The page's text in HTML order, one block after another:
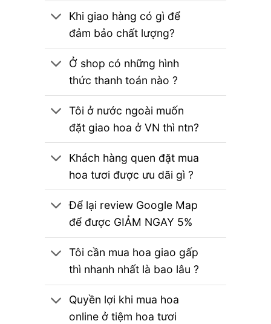
Khi giao hàng có gì để
đảm bảo chất lượng?
Ở shop có những hình
thức thanh toán nào ?
Tôi ở nước ngoài muốn
đặt giao hoa ở VN thì ntn?
Khách hàng quen đặt mua
hoa tươi được ưu dãi gì ?
Để lại review Google Map
để được GIẢM NGAY 5%
Tôi cần mua hoa giao gấp
thì nhanh nhất là bao lâu ?
Quyền lợi khi mua hoa
online ở tiệm hoa tươi